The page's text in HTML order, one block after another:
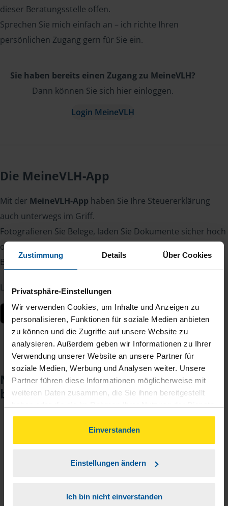
Zustimmung Details Über Cookies
Privatsphäre-Einstellungen
Wir verwenden Cookies, um Inhalte und Anzeigen zu
personalisieren, Funktionen für soziale Medien anbieten
zu können und die Zugriffe auf unsere Website zu
analysieren. Außerdem geben wir Informationen zu Ihrer
Verwendung unserer Website an unsere Partner für
soziale Medien, Werbung und Analysen weiter. Unsere
Partner führen diese Informationen möglicherweise mit
weiteren Daten zusammen, die Sie ihnen bereitgestellt
gesammelt haben. Indem Sie auf Einverstanden klicken,
können Sie der Verwendung von Cookies, gemäß
unserer
Einverstanden
Einstellungen ändern
Ich bin nicht einverstanden
dieser Beratungsstelle offen.
Sprechen Sie mich einfach an – ich richte Ihren
persönlichen Zugang gern für Sie ein.
Sie haben bereits einen Zugang zu MeineVLH?
Dann können Sie sich hier einloggen.
Login MeineVLH
Die MeineVLH-App
Mit der MeineVLH-App haben Sie Ihre Steuererklärung
auch unterwegs im Griff.
Fotografieren Sie Belege, laden Sie Dokumente sicher hoch
oder lesen Sie Nachrichten von Ihrer Beraterin oder Ihrem
Berater – jederzeit und von überall.
Laden Sie die App kostenlos herunter:
Noch keinen Zugang? So einfach
beantragen Sie ihn.
Sie teilen mir mit, dass Sie MeineVLH nutzen
wollen.